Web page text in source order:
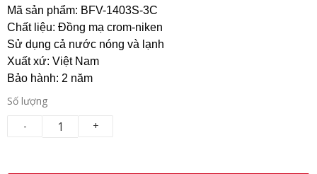
Mã sản phẩm: BFV-1403S-3C
Chất liệu: Đồng mạ crom-niken
Sử dụng cả nước nóng và lạnh
Xuất xứ: Việt Nam
Bảo hành: 2 năm
Số lượng
-
+